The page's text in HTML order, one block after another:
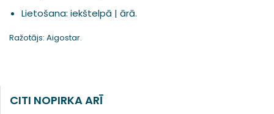
Lietošana: iekštelpā | ārā.
Ražotājs: Aigostar.
CITI NOPIRKA ARĪ